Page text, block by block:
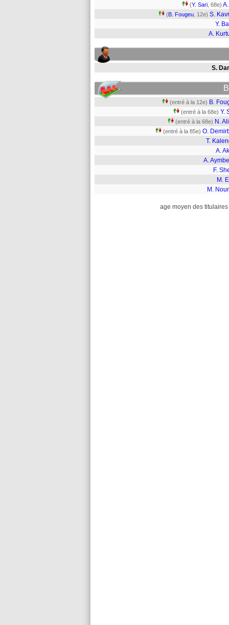
(Y. Sari , 68e)
(B. Fougeu , 12e) S.
Y.
A.
S.
(entré à la 12e) B.
(entré à la 68e) Y.
(entré à la 68e) N.
(entré à la 85e) O.
T.
A.
A.
F.
M.
M.
age moyen des titulaires